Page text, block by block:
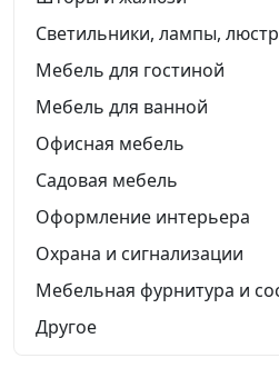
Светильники, лампы,
Мебель для гостиной
Мебель для ванной
Офисная мебель
Садовая мебель
Оформление интерьера
Охрана и сигнализации
Мебельная фурнитура и
Другое